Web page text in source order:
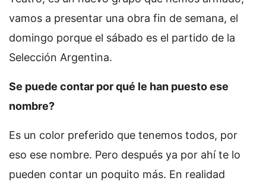
vamos a presentar una obra fin de semana, el
domingo porque el sábado es el partido de la
Selección Argentina.
Se puede contar por qué le han puesto ese
nombre?
Es un color preferido que tenemos todos, por
eso ese nombre. Pero después ya por ahí te lo
pueden contar un poquito más. En realidad